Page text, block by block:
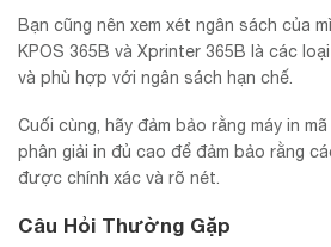
Bạn cũng nên xem xét ngân sách của
KPOS 365B và Xprinter 365B là các
và phù hợp với ngân sách hạn chế.
Cuối cùng, hãy đảm bảo rằng máy in
phân giải in đủ cao để đảm bảo rằng
được chính xác và rõ nét.
Câu Hỏi Thường Gặp